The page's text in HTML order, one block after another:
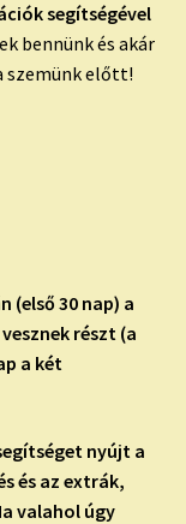
segítségével
bennünk és akár
szemünk előtt!
(első 30 nap) a
részt (a
a két
nyújt a
és az extrák,
valahol úgy